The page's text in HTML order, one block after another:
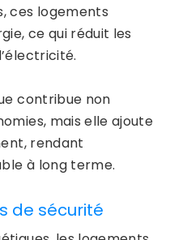
ces logements
ce qui réduit les
contribue non
mais elle ajoute
rendant
à long terme.
de sécurité